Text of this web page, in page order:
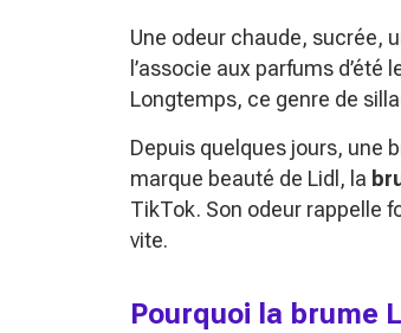
Une odeur chaude, sucrée,
l’associe aux parfums
Longtemps, ce genre de
Depuis quelques jours, une
marque beauté de Lidl, la
TikTok. Son odeur rappelle
vite.
Pourquoi la brume